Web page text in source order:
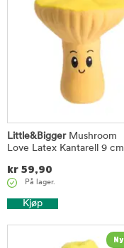
Little&BiggerMushroom
Love Latex Kantarell 9 cm
kr 59,90
På lager.
Kjøp